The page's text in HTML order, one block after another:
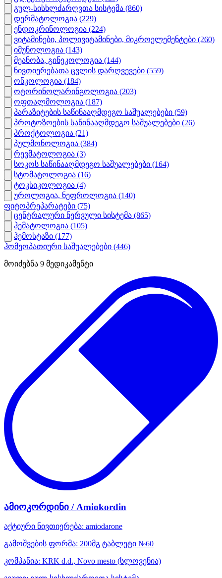
გულ-სისხლძარღვთა სისტემა (860)
დერმატოლოგია (229)
ენდოკრინოლოგია (224)
ვიტამინები, პოლივიტამინები, მიკროელემენტები (260)
იმუნოლოგია (143)
მეანობა, გინეკოლოგია (144)
ნივთიერებათა ცვლის დარღვევები (559)
ონკოლოგია (184)
ოტორინოლარინგოლოგია (203)
ოფთალმოლოგია (187)
პარაზიტების საწინააღმდეგო საშუალებები (59)
პროტოზოების საწინააღმდეგო საშუალებები (26)
პროქტოლოგია (21)
პულმონოლოგია (384)
რევმატოლოგია (3)
სოკოს საწინააღმდეგო საშუალებები (164)
სტომატოლოგია (16)
ტოკსიკოლოგია (4)
უროლოგია, ნეფროლოგია (140)
ფიტოპრეპარატები (75)
ცენტრალური ნერვული სისტემა (865)
ჰემატოლოგია (105)
ჰემოსტაზი (177)
ჰომეოპათიური საშუალებები (446)
მოიძებნა 9 მედიკამენტი
ამიოკორდინი / Amiokordin
აქტიური ნივთიერება: amiodarone
გამოშვების ფორმა: 200მგ ტაბლეტი №60
კომპანია: KRK d.d., Novo mesto (სლოვენია)